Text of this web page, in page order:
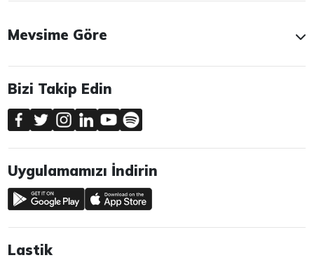
Mevsime Göre
Bizi Takip Edin
Uygulamamızı İndirin
Lastik